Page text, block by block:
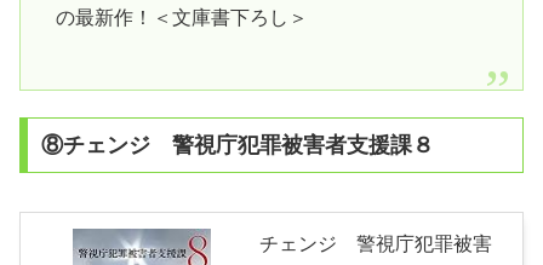
の最新作！＜文庫書下ろし＞
⑧チェンジ 警視庁犯罪被害者支援課８
チェンジ 警視庁犯罪被害